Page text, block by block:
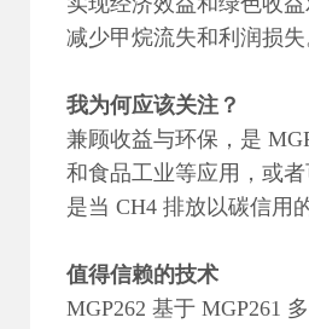
减少甲烷流失和利润损
我为何应该关注？
兼顾收益与环保，是
和食品工业等应用，或
是当 CH4 排放以碳信用
值得信赖的技术
MGP262 基于 MGP261